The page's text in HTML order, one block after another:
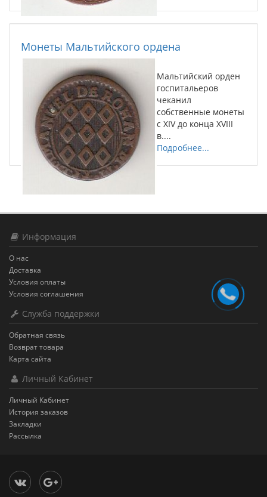
Монеты Мальтийского ордена
Мальтийский орден
госпитальеров
чеканил
собственные монеты
с XIV до конца XVIII
в....
Подробнее...
Информация
О нас
Доставка
Условия оплаты
Условия соглашения
Служба поддержки
Обратная связь
Возврат товара
Карта сайта
Личный Кабинет
Личный Кабинет
История заказов
Закладки
Рассылка